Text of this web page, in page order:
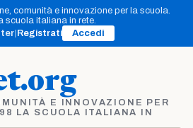
comunità e innovazione per la scuola.
scuola italiana in rete.
Registrati Accedi
E INNOVAZIONE PER
LA SCUOLA ITALIANA IN